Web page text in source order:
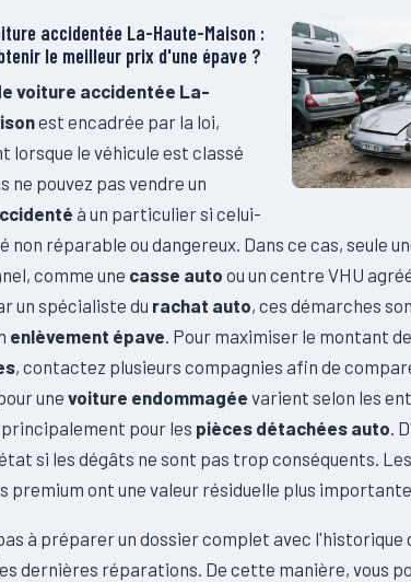
accidentée La-Haute-Maison :
le meilleur prix d'une épave ?
voiture accidentée La-
est encadrée par la loi,
lorsque le véhicule est classé
ne pouvez pas vendre un
à un particulier si celui-
non réparable ou dangereux. Dans ce cas, seule
comme une casse auto ou un centre VHU
un spécialiste du rachat auto, ces démarches
enlèvement épave. Pour maximiser le montant
, contactez plusieurs compagnies afin de
une voiture endommagée varient selon les
pour les pièces détachées auto.
si les dégâts ne sont pas trop conséquents.
premium ont une valeur résiduelle plus
à préparer un dossier complet avec l'historique
dernières réparations. De cette manière, vous